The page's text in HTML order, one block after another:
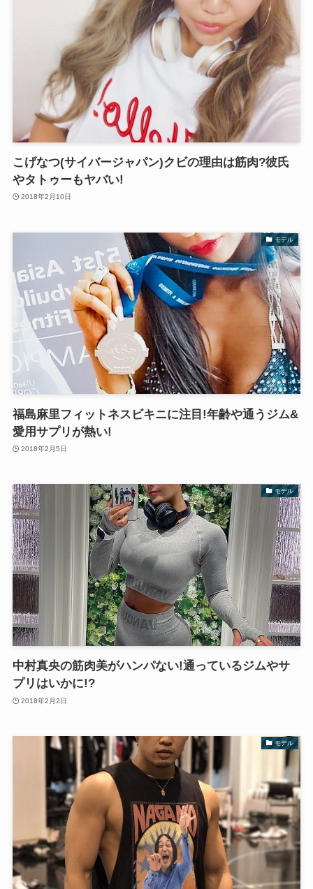
こげなつ(サイバージャパン)クビの理由は筋肉?彼氏
やタトゥーもヤバい!
2018年2月10日
モデル
福島麻里フィットネスビキニに注目!年齢や通うジム&
愛用サプリが熱い!
2018年2月5日
モデル
中村真央の筋肉美がハンパない!通っているジムやサ
プリはいかに!?
2018年2月2日
モデル